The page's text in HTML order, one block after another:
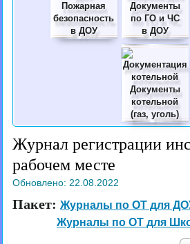
Пожарная
безопасность
в ДОУ
Документы
по ГО и ЧС
в ДОУ
Документы
котельной
(газ, уголь)
Журнал регистрации
рабочем месте
Обновлено: 22.08.2022
Пакет: Журналы по ОТ для
Журналы по ОТ для